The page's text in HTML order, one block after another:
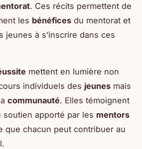
. Ces récits permettent de
les bénéfices du mentorat et
jeunes à s’inscrire dans ces
mettent en lumière non
individuels des jeunes mais
communauté. Elles témoignent
soutien apporté par les mentors
que chacun peut contribuer au